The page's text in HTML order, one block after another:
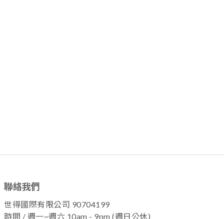
聯絡我們
世得國際有限公司 90704199
時間 / 週一~週六 10am - 9pm (週日公休)